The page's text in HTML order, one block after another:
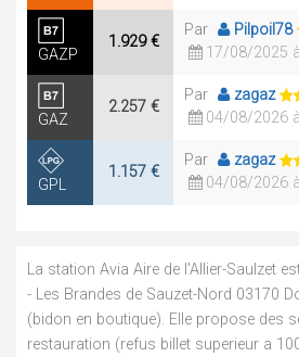
GAZP
1.929 €
Par
Pilpoil78
17/08/2025
GAZ
2.257 €
Par
zagaz
04/08/2026
GPL
1.157 €
Par
zagaz
04/08/2026
La station Avia Aire de l'Allier-Saulzet
- Les Brandes de Sauzet-Nord 03170
(bidon en boutique). Elle propose des
restauration (refus billet superieur a